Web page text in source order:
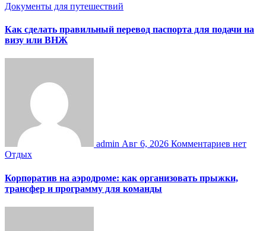
Документы для путешествий
Как сделать правильный перевод паспорта для подачи на
визу или ВНЖ
admin Авг 6, 2026 Комментариев нет
Отдых
Корпоратив на аэродроме: как организовать прыжки,
трансфер и программу для команды